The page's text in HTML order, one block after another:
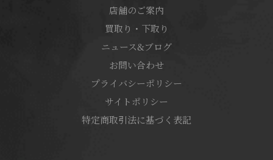
店舗のご案内
買取り・下取り
ニュース&ブログ
お問い合わせ
プライバシーポリシー
サイトポリシー
特定商取引法に基づく表記